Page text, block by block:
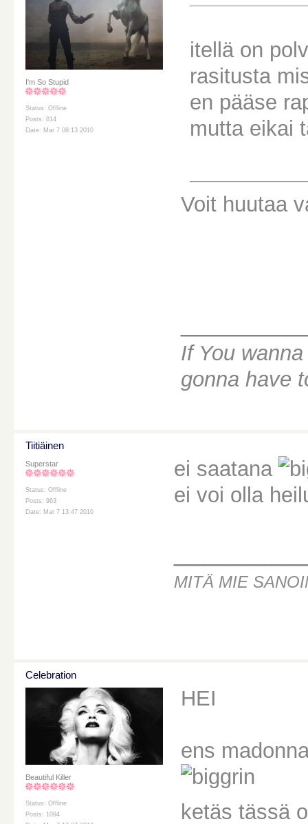
I'm So Stupid
Status: Offline
Posts: 814
Date: Mar 7 08:13 2010
itellä on
rasitusta
en pääse
mutta eikai
Voit huutaa
If You
gonna have
Tiitiäinen
Superstar
Status: Offline
Posts: 963
Date: Mar 7 13:47 2010
ei saatana
ei voi olla
MITÄ MIE
Celebration
Beautiful Killer
Status: Offline
Posts: 1094
HEI
ens
ketäs tässä